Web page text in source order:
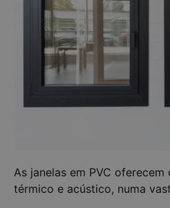
As janelas em PVC
térmico e acústico, numa